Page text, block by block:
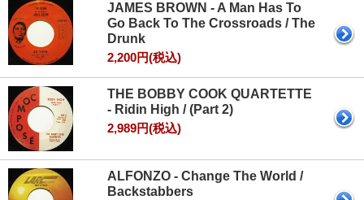
JAMES BROWN - A Man Has To
Go Back To The Crossroads / The
Drunk
2,200円(税込)
THE BOBBY COOK QUARTETTE
- Ridin High / (Part 2)
2,989円(税込)
ALFONZO - Change The World /
Backstabbers